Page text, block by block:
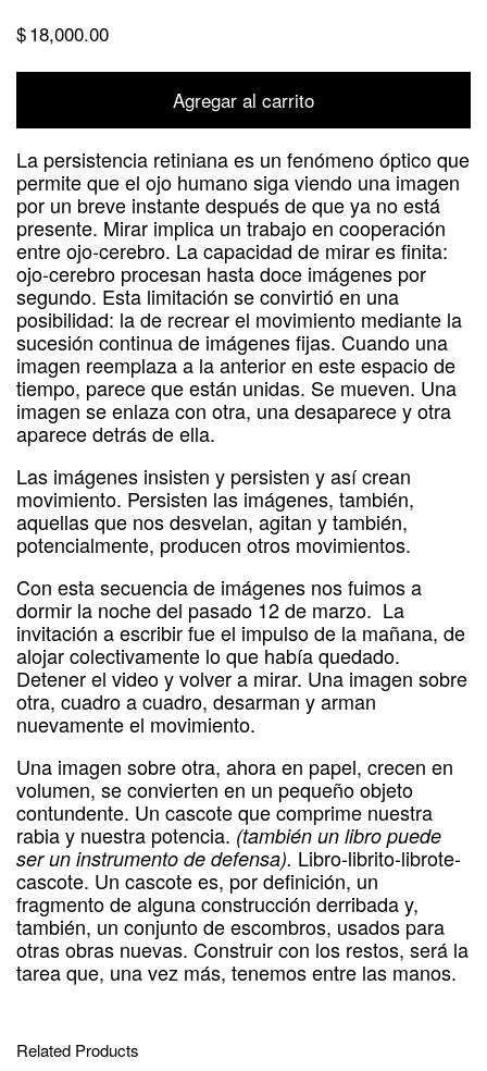
$18,000.00
Agregar al carrito
La persistencia retiniana es un fenómeno óptico que
permite que el ojo humano siga viendo una imagen
por un breve instante después de que ya no está
presente. Mirar implica un trabajo en cooperación
entre ojo-cerebro. La capacidad de mirar es finita:
ojo-cerebro procesan hasta doce imágenes por
segundo. Esta limitación se convirtió en una
posibilidad: la de recrear el movimiento mediante la
sucesión continua de imágenes fijas. Cuando una
imagen reemplaza a la anterior en este espacio de
tiempo, parece que están unidas. Se mueven. Una
imagen se enlaza con otra, una desaparece y otra
aparece detrás de ella.
Las imágenes insisten y persisten y así crean
movimiento. Persisten las imágenes, también,
aquellas que nos desvelan, agitan y también,
potencialmente, producen otros movimientos.
Con esta secuencia de imágenes nos fuimos a
dormir la noche del pasado 12 de marzo. La
invitación a escribir fue el impulso de la mañana, de
alojar colectivamente lo que había quedado.
Detener el video y volver a mirar. Una imagen sobre
otra, cuadro a cuadro, desarman y arman
nuevamente el movimiento.
Una imagen sobre otra, ahora en papel, crecen en
volumen, se convierten en un pequeño objeto
contundente. Un cascote que comprime nuestra
rabia y nuestra potencia. (también un libro puede
ser un instrumento de defensa). Libro-librito-librote-
cascote. Un cascote es, por definición, un
fragmento de alguna construcción derribada y,
también, un conjunto de escombros, usados para
otras obras nuevas. Construir con los restos, será la
tarea que, una vez más, tenemos entre las manos.
Related Products